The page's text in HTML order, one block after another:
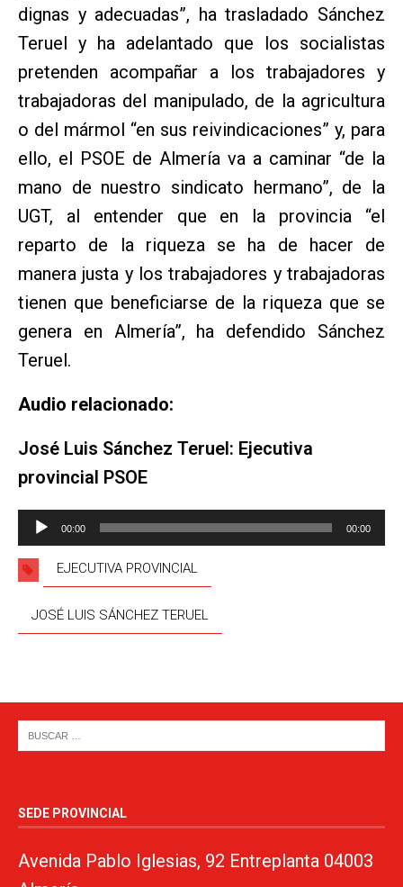
dignas y adecuadas”, ha trasladado Sánchez
Teruel y ha adelantado que los socialistas
pretenden acompañar a los trabajadores y
trabajadoras del manipulado, de la agricultura
o del mármol “en sus reivindicaciones” y, para
ello, el PSOE de Almería va a caminar “de la
mano de nuestro sindicato hermano”, de la
UGT, al entender que en la provincia “el
reparto de la riqueza se ha de hacer de
manera justa y los trabajadores y trabajadoras
tienen que beneficiarse de la riqueza que se
genera en Almería”, ha defendido Sánchez
Teruel.
Audio relacionado:
José Luis Sánchez Teruel: Ejecutiva
provincial PSOE
Reproductor
audio
00:00 00:00
EJECUTIVA PROVINCIAL
JOSÉ LUIS SÁNCHEZ TERUEL
SEDE PROVINCIAL
Avenida Pablo Iglesias, 92 Entreplanta 04003